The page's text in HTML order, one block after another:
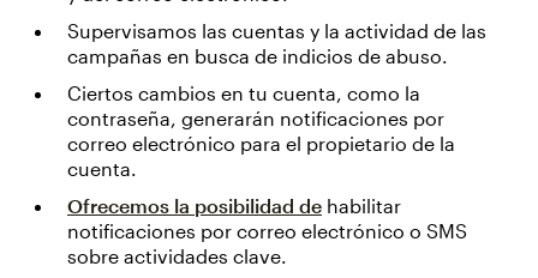
Supervisamos las cuentas y la actividad de las
campañas en busca de indicios de abuso.
Ciertos cambios en tu cuenta, como la
contraseña, generarán notificaciones por
correo electrónico para el propietario de la
cuenta.
Ofrecemos la posibilidad de habilitar
notificaciones por correo electrónico o SMS
sobre actividades clave.